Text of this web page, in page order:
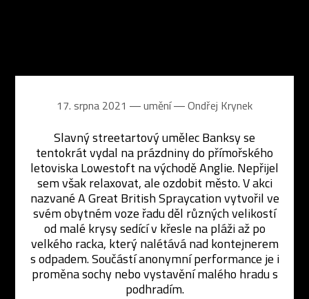
17. srpna 2021 ― umění ―Ondřej Krynek
Slavný streetartový umělec Banksy se
tentokrát vydal na prázdniny do přímořského
letoviska Lowestoft na východě Anglie. Nepřijel
sem však relaxovat, ale ozdobit město. V akci
nazvané A Great British Spraycation vytvořil ve
svém obytném voze řadu děl různých velikostí
od malé krysy sedící v křesle na pláži až po
velkého racka, který nalétává nad kontejnerem
s odpadem. Součástí anonymní performance je i
proměna sochy nebo vystavění malého hradu s
podhradím.